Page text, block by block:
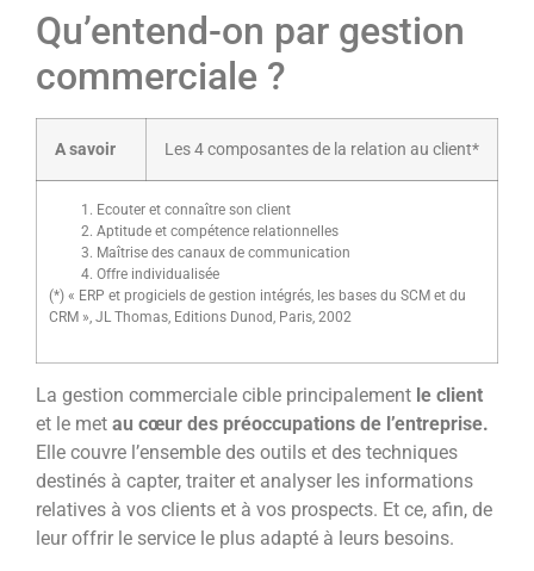
Qu’entend-on par gestion
commerciale ?
A savoir Les 4 composantes de la relation au client*
Ecouter et connaître son client
Aptitude et compétence relationnelles
Maîtrise des canaux de communication
Offre individualisée
(*) « ERP et progiciels de gestion intégrés, les bases du SCM et du
CRM », JL Thomas, Editions Dunod, Paris, 2002
La gestion commerciale cible principalement le client
et le met au cœur des préoccupations de l’entreprise.
Elle couvre l’ensemble des outils et des techniques
destinés à capter, traiter et analyser les informations
relatives à vos clients et à vos prospects. Et ce, afin, de
leur offrir le service le plus adapté à leurs besoins.